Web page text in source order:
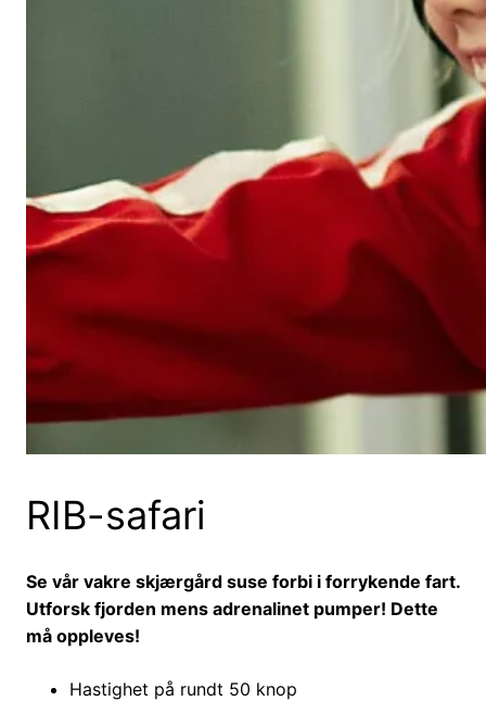
RIB-safari
Se vår vakre skjærgård suse forbi i forrykende fart.
Utforsk fjorden mens adrenalinet pumper! Dette
må oppleves!
Hastighet på rundt 50 knop